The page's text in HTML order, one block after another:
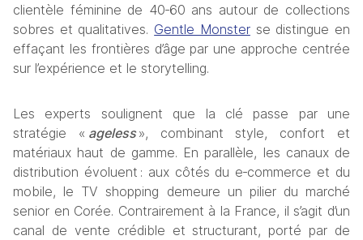
clientèle féminine de 40‑60 ans autour de collections
sobres et qualitatives. Gentle Monster se distingue en
effaçant les frontières d’âge par une approche centrée
sur l’expérience et le storytelling.
Les experts soulignent que la clé passe par une
stratégie « ageless », combinant style, confort et
matériaux haut de gamme. En parallèle, les canaux de
distribution évoluent : aux côtés du e‑commerce et du
mobile, le TV shopping demeure un pilier du marché
senior en Corée. Contrairement à la France, il s’agit d’un
canal de vente crédible et structurant, porté par de